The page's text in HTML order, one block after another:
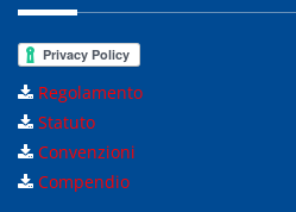
Regolamento
Statuto
Convenzioni
Compendio